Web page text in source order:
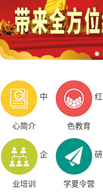
中
心简介
红
色教育
企
业培训
研
学夏令营